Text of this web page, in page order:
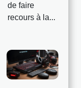
de faire
recours à la...